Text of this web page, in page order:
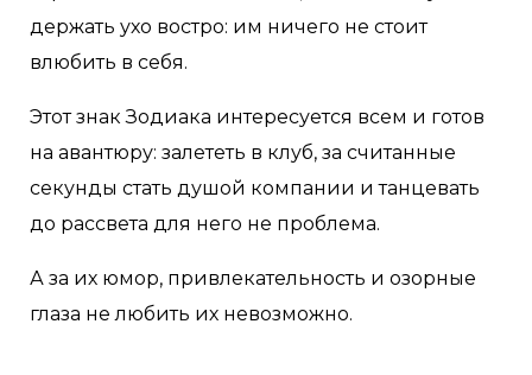
держать ухо востро: им ничего не стоит
влюбить в себя.
Этот знак Зодиака интересуется всем и готов
на авантюру: залететь в клуб, за считанные
секунды стать душой компании и танцевать
до рассвета для него не проблема.
А за их юмор, привлекательность и озорные
глаза не любить их невозможно.